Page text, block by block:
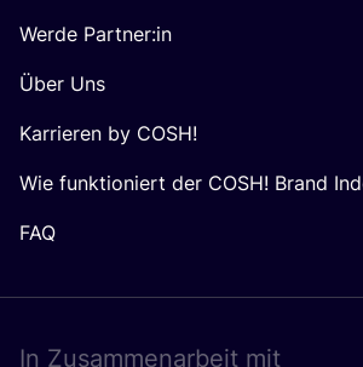
Werde Partner:in
Über Uns
Karrieren by COSH!
Wie funktioniert der COSH! Brand
FAQ
In Zusam­men­ar­beit mit